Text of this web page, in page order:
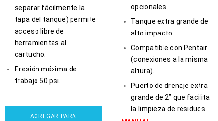
separar fácilmente la
tapa del tanque) permite
acceso libre de
herramientas al
cartucho.
Presión máxima de
trabajo 50 psi.
AGREGAR PARA
opcionales.
Tanque extra grande de
alto impacto.
Compatible con Pentair
(conexiones a la misma
altura).
Puerto de drenaje extra
grande de 2” que facilita
la limpieza de residuos.